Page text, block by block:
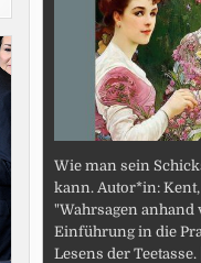
Wie man sein
kann. Autor*in: Kent,
"Wahrsagen anhand
Einführung in die
Lesens der Teetasse.